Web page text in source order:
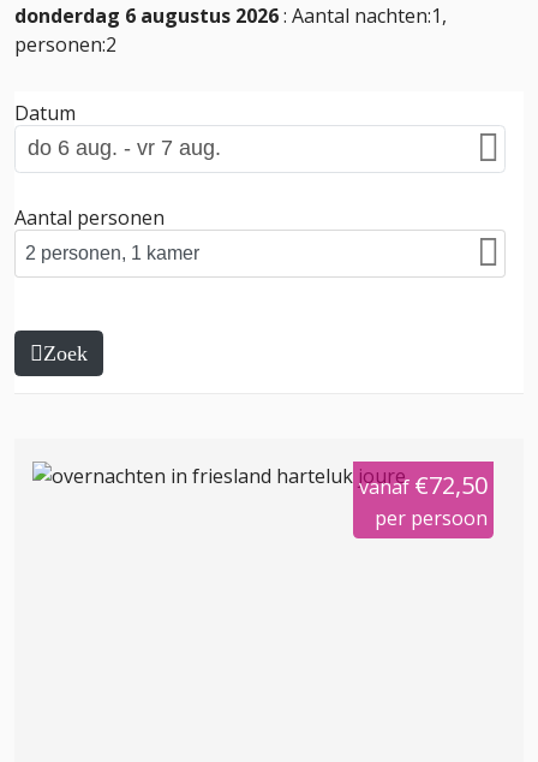
donderdag 6 augustus 2026: Aantal nachten:1,
personen:2
Datum
Aantal personen
Zoek
vanaf €72,50
per persoon